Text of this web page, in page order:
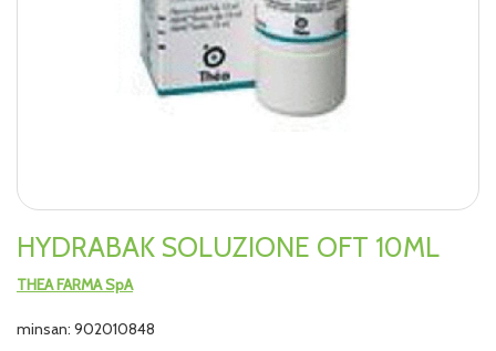
HYDRABAK SOLUZIONE OFT 10ML
THEA FARMA SpA
minsan: 902010848